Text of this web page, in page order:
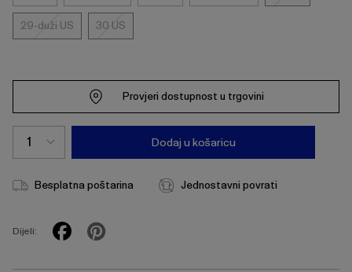
29-duži US
29-
US
30 US
30
Provjeri dostupnost u trgovini
Dodaj u košaricu
Besplatna poštarina Jednostavni povrati
Dijeli: